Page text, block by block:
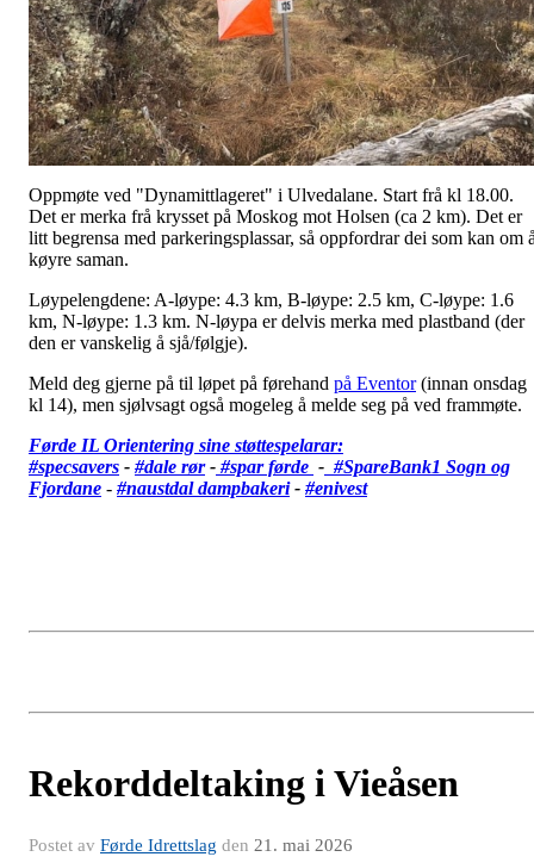
Oppmøte ved "Dynamittlageret" i Ulvedalane. Start frå kl 18.00.
Det er merka frå krysset på Moskog mot Holsen (ca 2 km). Det er
litt begrensa med parkeringsplassar, så oppfordrar dei som kan om
køyre saman.
Løypelengdene: A-løype: 4.3 km, B-løype: 2.5 km, C-løype: 1.6
km, N-løype: 1.3 km. N-løypa er delvis merka med plastband (der
den er vanskelig å sjå/følgje).
Meld deg gjerne på til løpet på førehand på Eventor (innan onsdag
kl 14), men sjølvsagt også mogeleg å melde seg på ved frammøte.
Førde IL Orientering sine støttespelarar:
#specsavers - #dale rør- #spar førde - #SpareBank1 Sogn og
Fjordane - #naustdal dampbakeri - #enivest
Rekorddeltaking i Vieåsen
Postet av Førde Idrettslag den 21. mai 2026